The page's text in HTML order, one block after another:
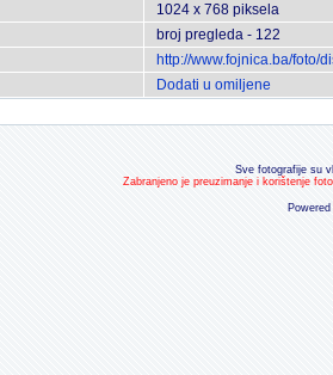
1024 x 768 piksela
broj pregleda - 122
http://www.fojnica.ba/foto/
Dodati u omiljene
Sve fotografije su
Zabranjeno je preuzimanje i korištenje